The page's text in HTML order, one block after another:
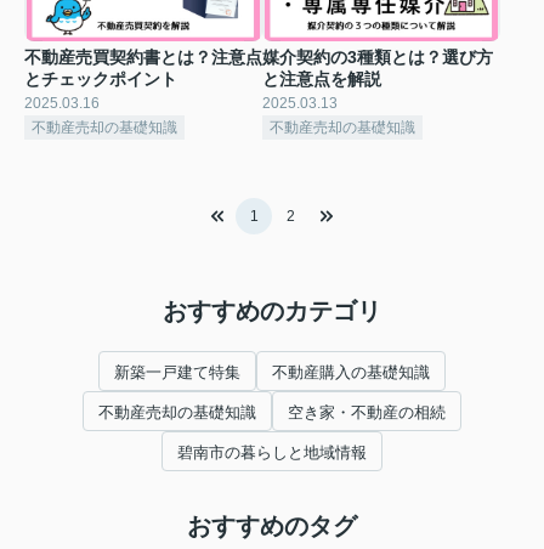
不動産売買契約書とは？注意点
とチェックポイント
2025.03.16
不動産売却の基礎知識
媒介契約の3種類とは？選び方
と注意点を解説
2025.03.13
不動産売却の基礎知識
1 2
おすすめのカテゴリ
新築一戸建て特集 不動産購入の基礎知識
不動産売却の基礎知識 空き家・不動産の相続
碧南市の暮らしと地域情報
おすすめのタグ